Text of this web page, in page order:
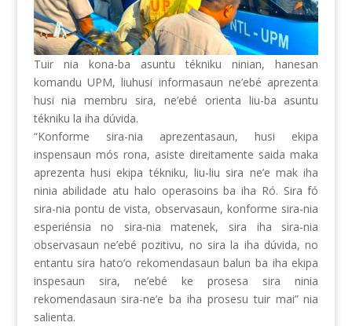
Tuir nia kona-ba asuntu tékniku ninian, hanesan
komandu UPM, liuhusi informasaun ne’ebé aprezenta
husi nia membru sira, ne’ebé orienta liu-ba asuntu
tékniku la iha dúvida.
“Konforme sira-nia aprezentasaun, husi ekipa
inspensaun mós rona, asiste direitamente saida maka
aprezenta husi ekipa tékniku, liu-liu sira ne’e mak iha
ninia abilidade atu halo operasoins ba iha Ró. Sira fó
sira-nia pontu de vista, observasaun, konforme sira-nia
esperiénsia no sira-nia matenek, sira iha sira-nia
observasaun ne’ebé pozitivu, no sira la iha dúvida, no
entantu sira hato’o rekomendasaun balun ba iha ekipa
inspesaun sira, ne’ebé ke prosesa sira ninia
rekomendasaun sira-ne’e ba iha prosesu tuir mai” nia
salienta.